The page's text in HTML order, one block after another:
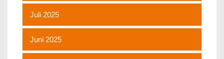
Juli 2025
Juni 2025